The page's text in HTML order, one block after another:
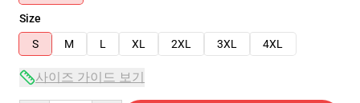
Size
S
M L XL 2XL 3XL 4XL
사이즈 가이드 보기